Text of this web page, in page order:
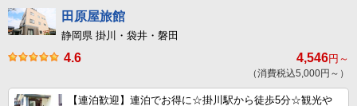
田原屋旅館
静岡県 掛川・袋井・磐田
4.6 4,546円～
（消費税込5,000円～）
【連泊歓迎】連泊でお得に☆掛川駅から徒歩5分☆観光や